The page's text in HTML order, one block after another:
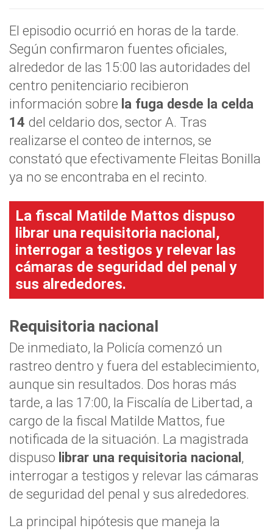
El episodio ocurrió en horas de la tarde.
Según confirmaron fuentes oficiales,
alrededor de las 15:00 las autoridades del
centro penitenciario recibieron
información sobre la fuga desde la celda
14 del celdario dos, sector A. Tras
realizarse el conteo de internos, se
constató que efectivamente Fleitas Bonilla
ya no se encontraba en el recinto.
La fiscal Matilde Mattos dispuso
librar una requisitoria nacional,
interrogar a testigos y relevar las
cámaras de seguridad del penal y
sus alrededores.
Requisitoria nacional
De inmediato, la Policía comenzó un
rastreo dentro y fuera del establecimiento,
aunque sin resultados. Dos horas más
tarde, a las 17:00, la Fiscalía de Libertad, a
cargo de la fiscal Matilde Mattos, fue
notificada de la situación. La magistrada
dispuso librar una requisitoria nacional,
interrogar a testigos y relevar las cámaras
de seguridad del penal y sus alrededores.
La principal hipótesis que maneja la